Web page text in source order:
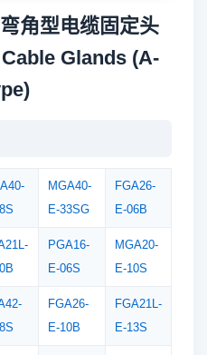
角型电缆固定头
Glands (A-
MGA40-
E-33SG
FGA26-
E-06B
PGA16-
E-06S
MGA20-
E-10S
FGA26-
E-10B
FGA21L-
E-13S